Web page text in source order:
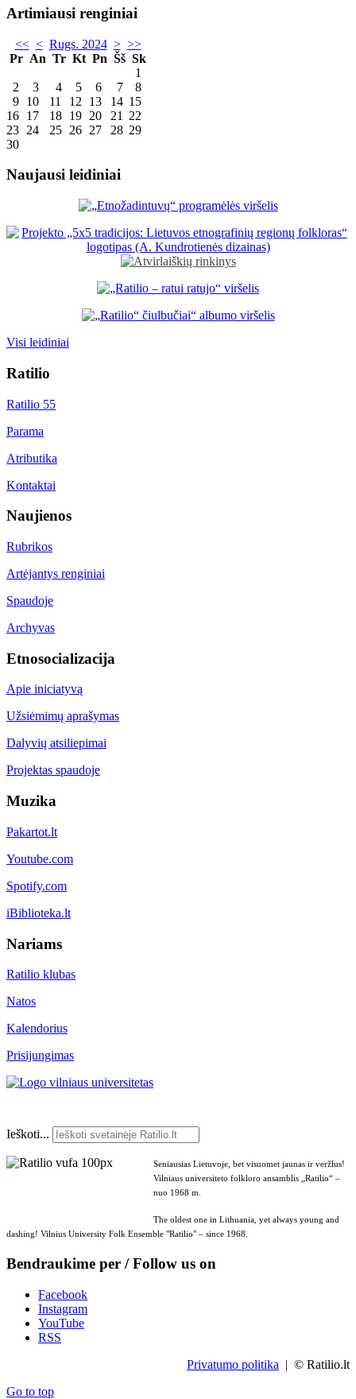
Artimiausi renginiai
<< < Rugs. 2024 > >>
Pr An Tr Kt Pn Šš Sk
1
2
3 4 5 6 7
8
9 10 11 12 13 14 15
16 17 18 19 20 21
22
23 24 25 26 27 28 29
30
Naujausi leidiniai
Visi leidiniai
Ratilio
Ratilio 55
Parama
Atributika
Kontaktai
Naujienos
Rubrikos
Artėjantys renginiai
Spaudoje
Archyvas
Etnosocializacija
Apie iniciatyvą
Užsiėmimų aprašymas
Dalyvių atsiliepimai
Projektas spaudoje
Muzika
Pakartot.lt
Youtube.com
Spotify.com
iBiblioteka.lt
Nariams
Ratilio klubas
Natos
Kalendorius
Prisijungimas
Ieškoti...
Seniausias Lietuvoje, bet visuomet jaunas ir veržlus!
Vilniaus universiteto folkloro ansamblis „Ratilio“ –
nuo 1968 m.
The oldest one in Lithuania, yet always young and
dashing! Vilnius University Folk Ensemble "Ratilio" – since 1968.
Bendraukime per / Follow us on
Facebook
Instagram
YouTube
RSS
Privatumo politika | © Ratilio.lt
Go to top